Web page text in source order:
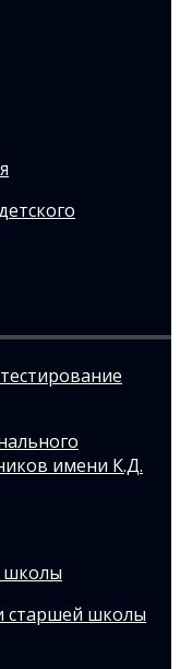
имени К.Д.
школы
старшей школы